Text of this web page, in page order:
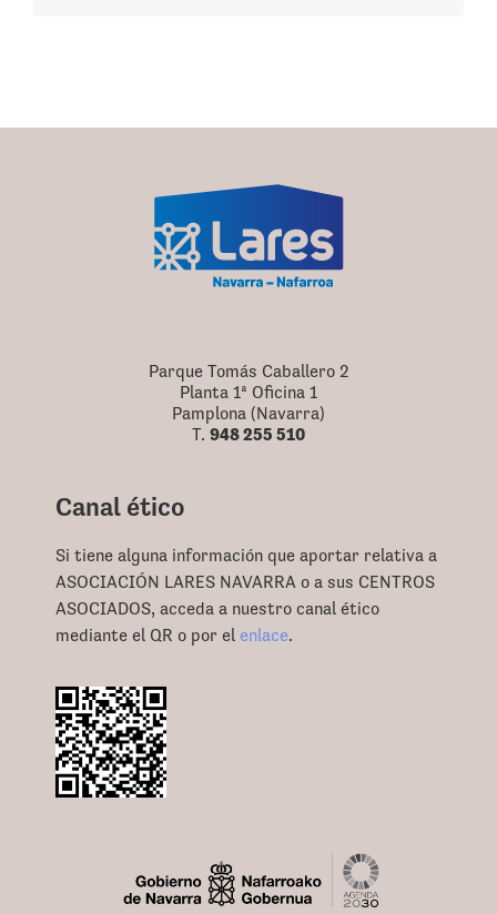
Parque Tomás Caballero 2
Planta 1ª Oficina 1
Pamplona (Navarra)
T. 948 255 510
Canal ético
Si tiene alguna información que aportar relativa a
ASOCIACIÓN LARES NAVARRA o a sus CENTROS
ASOCIADOS, acceda a nuestro canal ético
mediante el QR o por el enlace.